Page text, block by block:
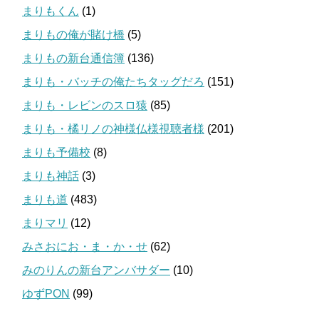
まりもくん (1)
まりもの俺が賭け橋 (5)
まりもの新台通信簿 (136)
まりも・バッチの俺たちタッグだろ (151)
まりも・レビンのスロ猿 (85)
まりも・橘リノの神様仏様視聴者様 (201)
まりも予備校 (8)
まりも神話 (3)
まりも道 (483)
まりマリ (12)
みさおにお・ま・か・せ (62)
みのりんの新台アンバサダー (10)
ゆずPON (99)